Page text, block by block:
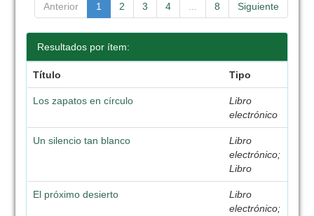
Anterior 1 2 3 4 8 Siguiente
Resultados por ítem:
Título Tipo
Los zapatos en círculo
Libro
electrónico
Un silencio tan blanco
Libro
electrónico;
Libro
El próximo desierto
Libro
electrónico;